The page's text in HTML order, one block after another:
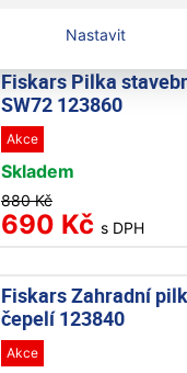
Nastavit
Fiskars Pilka
SW72 123860
Akce
Skladem
880 Kč
690 Kč s DPH
Fiskars Zahradní
čepelí 123840
Akce